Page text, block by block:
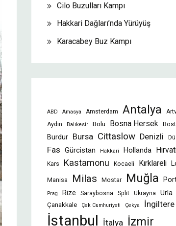
Cilo Buzulları Kampı
Hakkari Dağları’nda Yürüyüş
Karacabey Buz Kampı
ABD Amasya Amsterdam Antalya
Aydın
Balıkesir Bolu Bosna Hersek
Burdur Bursa Cittaslow Denizli
Fas Gürcistan Hakkari Hollanda
Kars Kastamonu Kocaeli Kırklareli
Manisa Milas Mostar Muğla
Prag Rize Saraybosna Split Ukrayna Urla
Çanakkale Çek Cumhuriyeti Çekya İngiltere
İstanbul İtalya İzmir